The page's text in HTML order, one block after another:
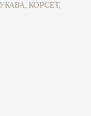
КОРСЕТ,